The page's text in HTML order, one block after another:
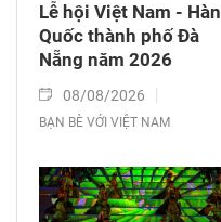
Lễ hội Việt Nam - Hàn
Quốc thành phố Đà
Nẵng năm 2026
08/08/2026
BẠN BÈ VỚI VIỆT NAM